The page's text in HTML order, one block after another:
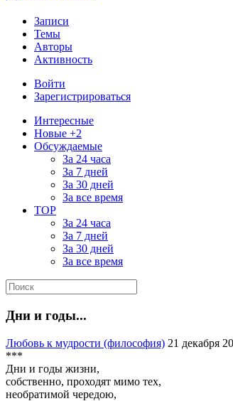
Записи
Темы
Авторы
Активность
Войти
Зарегистрироваться
Интересные
Новые +2
Обсуждаемые
За 24 часа
За 7 дней
За 30 дней
За все время
TOP
За 24 часа
За 7 дней
За 30 дней
За все время
Дни и годы...
Любовь к мудрости (философия) 21 декабря
***
Дни и годы жизни,
собственно, проходят мимо тех,
необратимой чередою,